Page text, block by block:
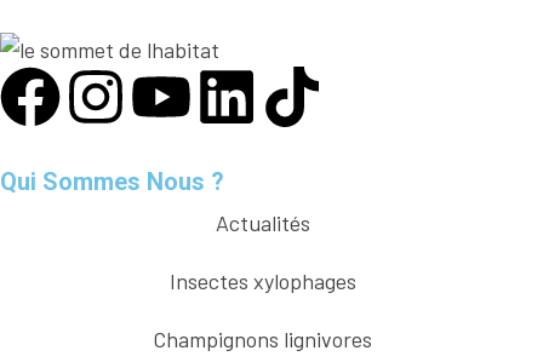
Qui Sommes Nous ?
Actualités
Insectes xylophages
Champignons lignivores